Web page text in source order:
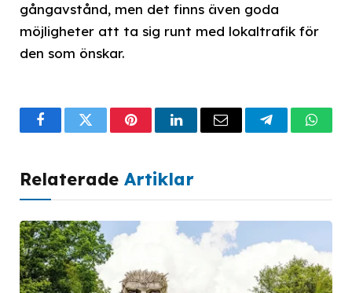
gångavstånd, men det finns även goda
möjligheter att ta sig runt med lokaltrafik för
den som önskar.
FacebookTwitterPinterestLinkedInEmail Telegram
Relaterade Artiklar